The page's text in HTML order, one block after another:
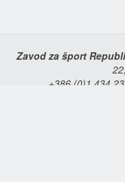
Zavod za šport
+386 (0)1 434 23